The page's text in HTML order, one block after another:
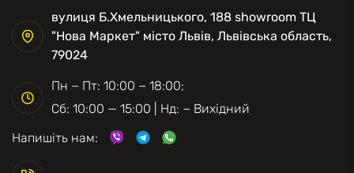
вулиця Б.Хмельницького, 188 showroom ТЦ
"Нова Маркет" місто Львів, Львівська область,
79024
Пн − Пт: 10:00 − 18:00;
Сб: 10:00 — 15:00 | Нд: − Вихідний
Напишіть нам: